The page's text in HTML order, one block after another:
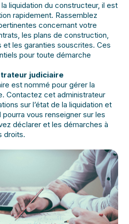
liquidation du constructeur, il est
rapidement. Rassemblez
concernant votre
les plans de construction,
les garanties souscrites. Ces
pour toute démarche
judiciaire
est nommé pour gérer la
Contactez cet administrateur
sur l’état de la liquidation et
vous renseigner sur les
déclarer et les démarches à
droits.